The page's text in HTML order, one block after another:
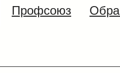
Профсоюз